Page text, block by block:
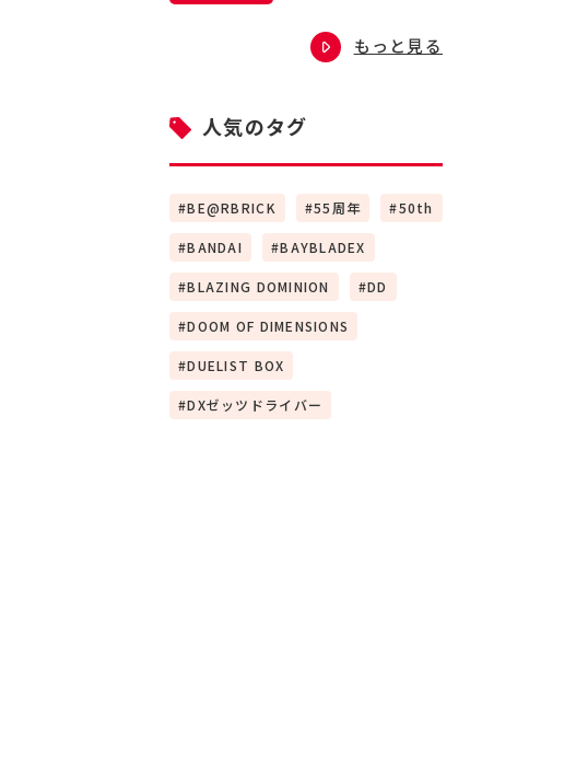
もっと見る
人気のタグ
BE@RBRICK 55周年 50th
BANDAI BAYBLADEX
BLAZING DOMINION DD
DOOM OF DIMENSIONS
DUELIST BOX
DXゼッツドライバー